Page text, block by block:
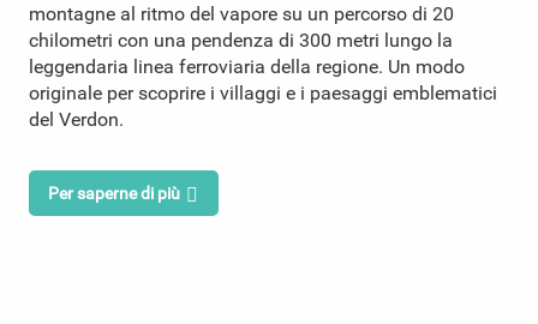
montagne al ritmo del vapore su un percorso di 20
chilometri con una pendenza di 300 metri lungo la
leggendaria linea ferroviaria della regione. Un modo
originale per scoprire i villaggi e i paesaggi emblematici
del Verdon.
Per saperne di più